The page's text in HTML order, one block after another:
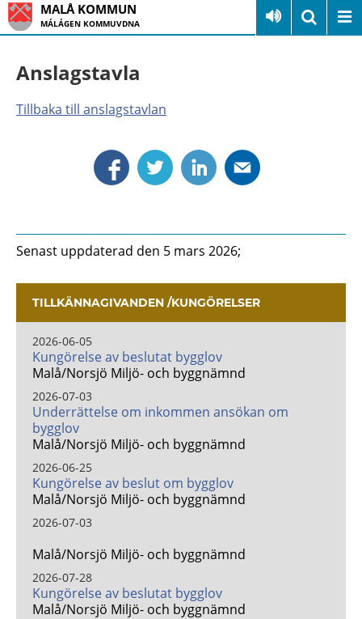
MALÅ KOMMUN
MÁLÁGEN KOMMUVDNA
Anslagstavla
Tillbaka till anslagstavlan
Senast uppdaterad den 5 mars 2026;
TILLKÄNNAGIVANDEN /KUNGÖRELSER
2026-06-05
Kungörelse av beslutat bygglov
Malå/Norsjö Miljö- och byggnämnd
2026-07-03
Underrättelse om inkommen ansökan om
bygglov
Malå/Norsjö Miljö- och byggnämnd
2026-06-25
Kungörelse av beslut om bygglov
Malå/Norsjö Miljö- och byggnämnd
2026-07-03
Malå/Norsjö Miljö- och byggnämnd
2026-07-28
Kungörelse av beslutat bygglov
Malå/Norsjö Miljö- och byggnämnd